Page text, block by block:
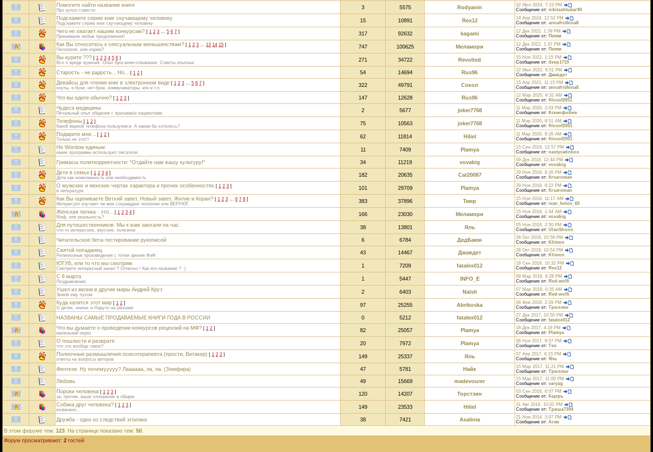
Помогите найти название книги
Про купол совести 3 5575 Rodyanin
02 Июл 2024, 7:23 PM
Сообщение от: nikitashtukar90
Подскажите серию книг скучающему человеку
Подскажите серию книг скучающему человеку 15 10891 Rex12
14 Апр 2024, 12:52 PM
Сообщение от: annafridkina8
Чего не хватает нашим конкурсам? [ 1 2 3 … 5 6 7 ]
Принимаем любые предложения!
317 92632 kagami
12 Дек 2022, 1:39 PM
Сообщение от: Пэппи
Как Вы относитесь к сексуальным меньшинствам? [ 1 2 3 … 13 14 15 ]
Патология, или норма?
747 100625 Меламори
12 Дек 2022, 1:37 PM
Сообщение от: Пэппи
Вы курите ??? [ 1 2 3 4 5 6 ]
Все о вреде курения. Опыт бросания-отвыкания. Советы опытных
271 34722 Revolted
15 Ноя 2022, 1:15 PM
Сообщение от: deep1719
Старость - не радость... Но... [ 1 2 ] 54 14694 Rus96
22 Июн 2022, 9:51 PM
Сообщение от: Джавдет
Девайсы для чтения книг в электронном виде [ 1 2 3 … 5 6 7 ]
ноуты, е-буки, нет-буки, коммуникаторы, кпк и т.п.
322 49791 Сокол
15 Апр 2021, 11:15 PM
Сообщение от: annafridkina8
Что вы едите обычно? [ 1 2 3 ] 147 12628 Rus96
12 Мар 2020, 9:32 AM
Сообщение от: filosof2051
Чудеса медицины
Печальный опыт общения с врачами/и пациентами 2 5677 joker7768
11 Мар 2020, 2:03 PM
Сообщение от: Ксенофобия
Телефоны [ 1 2 ]
Какой маркой телефона пользуемся. А каким бы хотелось?
75 10563 joker7768
11 Мар 2020, 8:51 AM
Сообщение от: filosof2051
Подарите мне... [ 1 2 ]
Только не это!!!
62 11814 Hiliel
11 Мар 2020, 8:26 AM
Сообщение от: filosof2051
Не Wordом единым
какие программы используют писатели 11 7409 Plamya
15 Сен 2019, 12:57 PM
Сообщение от: nastycatinbox
Гримасы политкорректности: "Отдайте нам вашу культуру!" 34 11219 vovabig
09 Дек 2018, 12:44 PM
Сообщение от: vovabig
Дети в семье [ 1 2 3 4 ]
Дети как нежеланность или необходимость
182 20635 Cat20087
29 Ноя 2018, 8:26 PM
Сообщение от: firsaroman
О мужских и женских чертах характера и прочих особенностях [ 1 2 3 ]
в литературе
101 29709 Plamya
29 Ноя 2018, 8:22 PM
Сообщение от: firsaroman
Как Вы оцениваете Ветхий завет, Новый завет, Житие и Коран? [ 1 2 3 … 6 7 8 ]
Интересует изучают ли мои сограждане теологию или ВЕРУЮТ.
383 37896 Тмер
15 Ноя 2018, 11:17 AM
Сообщение от: ivan_belov_65
Женская логика - это... [ 1 2 3 4 ]
Миф, или реальность?
166 23030 Меламори
15 Ноя 2018, 1:44 AM
Сообщение от: vovabig
Для путешественников. Мы к вам заехали на час.
что-то интересное, вкусное, полезное 38 13801 Яль
05 Ноя 2018, 2:50 PM
Сообщение от: UlanShono
Читательское бета-тестирование рукописей 6 6784 ДедБаюн
26 Окт 2018, 10:58 PM
Сообщение от: Klimon
Святой попаданец
Религиозные произведения с точки зрения ФиФ 43 14467 Джавдет
26 Окт 2018, 10:54 PM
Сообщение от: Klimon
ЮТУБ, или то что мы смотрим.
Смотрите интересный канал ? Отлично ! Как его название ? :) 1 7209 fatalex012
18 Сен 2018, 10:32 PM
Сообщение от: Rex12
С 8 марта
Поздравления. 1 5447 INFO_E
09 Мар 2018, 9:28 PM
Сообщение от: Red-wolfi
Ушел из жизни в другие миры Андрей Круз
Земля ему пухом 2 6403 Nalsh
07 Мар 2018, 0:35 AM
Сообщение от: Red-wolfi
Куда катится этот мир [ 1 2 ]
О детях, книгах и Наруто на рюкзаке
97 25255 Abrikoska
06 Фев 2018, 2:29 PM
Сообщение от: Триллве
НАЗВАНЫ САМЫЕ ПРОДАВАЕМЫЕ КНИГИ ГОДА В РОССИИ 0 5212 fatalex012
27 Дек 2017, 10:50 PM
Сообщение от: fatalex012
Что вы думаете о проведении конкурсов рецензий на МФ? [ 1 2 ]
маленький опрос
82 25057 Plamya
18 Дек 2017, 4:16 PM
Сообщение от: Plamya
О пошлости и разврате
что это вообще такое? 20 7972 Plamya
06 Ноя 2017, 9:57 PM
Сообщение от: Тео
Полночные размышления психотерапевта (прости, Витакер) [ 1 2 3 ]
ответы на вопросы авторов
149 25337 Яль
07 Апр 2017, 6:15 PM
Сообщение от: Яль
Фентези. Ну почемууууу? Лаааааа, ла, ла. (Земфира) 47 5781 Найк
15 Мар 2017, 11:21 PM
Сообщение от: Триллве
Любовь 49 15669 madevourer
15 Мар 2017, 11:00 PM
Сообщение от: varyag
Пороки человека [ 1 2 3 ]
за, против, ваше отношение в общем
120 14207 Торстэин
03 Сен 2016, 6:07 PM
Сообщение от: Кщерь
Собака друг человека? [ 1 2 3 ]
возможно…
149 23533 Hiliel
31 Авг 2016, 10:02 PM
Сообщение от: Триша7394
Дружба - одно из следствий эгоизма 38 7421 Asalinia
21 Ноя 2014, 3:07 PM
Сообщение от: Агни
В этом форуме тем: 123 . На странице показано тем: 50
Форум просматривают: 2 гостей